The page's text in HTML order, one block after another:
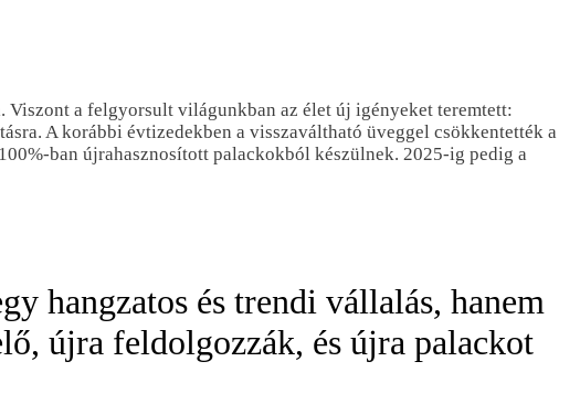
Viszont a felgyorsult világunkban az élet új igényeket teremtett:
A korábbi évtizedekben a visszaváltható üveggel csökkentették a
ban újrahasznosított palackokból készülnek. 2025-ig pedig a
hangzatos és trendi vállalás, hanem
újra feldolgozzák, és újra palackot